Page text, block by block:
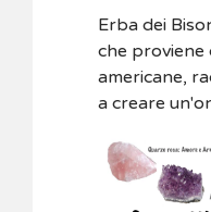
Erba dei
che proviene
americane,
a creare